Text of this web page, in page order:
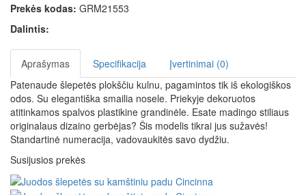
Prekės kodas: GRM21553
Dalintis:
Aprašymas Specifikacija
Įvertinimai (0)
Patenaude šlepetės plokščiu kulnu, pagamintos tik iš ekologiškos
odos. Su elegantiška smailia nosele. Priekyje dekoruotos
atitinkamos spalvos plastikine grandinėle. Esate madingo stiliaus
originalaus dizaino gerbėjas? Šis modelis tikrai jus sužavės!
Standartinė numeracija, vadovaukitės savo dydžiu.
Susijusios prekės